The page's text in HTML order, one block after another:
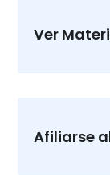
Ver
Afiliarse